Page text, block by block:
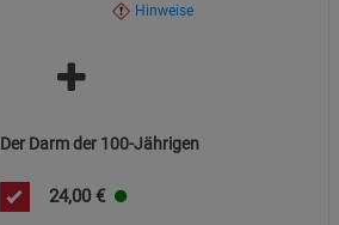
Hinweise
Der Darm der 100-Jährigen
24,00 €